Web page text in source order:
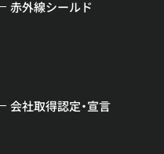
赤外線シールド
会社取得認定・宣言